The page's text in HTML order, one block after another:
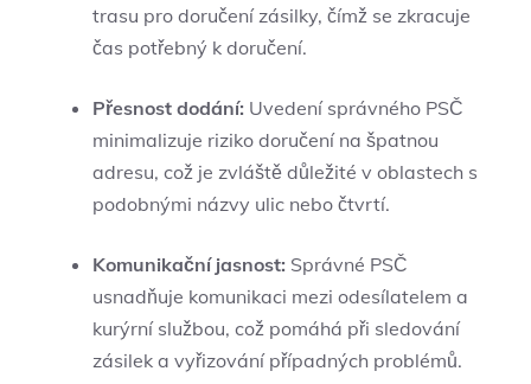
trasu pro doručení zásilky, čímž se zkracuje
čas potřebný k doručení.
Přesnost dodání: Uvedení správného PSČ
minimalizuje riziko doručení na špatnou
adresu, což je zvláště důležité v oblastech s
podobnými názvy ulic nebo čtvrtí.
Komunikační jasnost: Správné PSČ
usnadňuje komunikaci mezi odesílatelem a
kurýrní službou, což pomáhá při sledování
zásilek a vyřizování případných problémů.